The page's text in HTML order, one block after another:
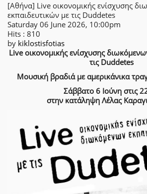
[Αθήνα] Live οικονομικής ενίσχυσης
εκπαιδευτικών με τις Duddetes
Saturday 06 June 2026, 10:00pm
Hits : 810
by kiklostisfotias
Live οικονομικής ενίσχυσης
τις Duddetes
Μουσική βραδιά με αμερικάνικα
Σάββατο 6 Ιούνη στις
στην κατάληψη Λέλας